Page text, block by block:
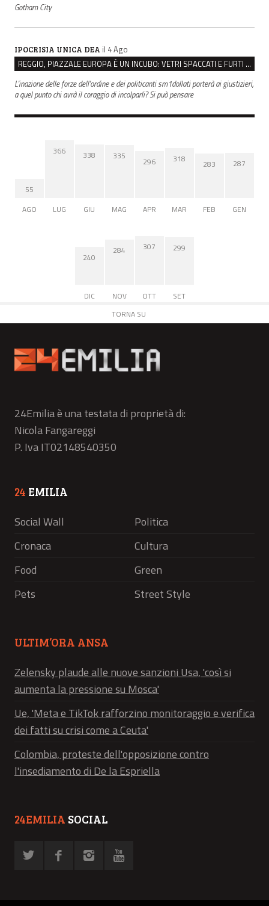
Gotham City
IPOCRISIA UNICA DEA il 4 Ago
REGGIO, PIAZZALE EUROPA È UN INCUBO: VETRI SPACCATI E FURTI SULLE AUTO IN SOSTA
L'inazione delle forze dell'ordine e dei politicanti sm1dollati porterà ai giustizieri,
a quel punto chi avrà il coraggio di incolparli? Si può pensare
55
AGO
366
LUG
338
GIU
335
MAG
296
APR
318
MAR
283
FEB
287
GEN
240
DIC
284
NOV
307
OTT
299
SET
TORNA SU
24Emilia è una testata di proprietà di:
Nicola Fangareggi
P. Iva IT02148540350
24 EMILIA
Social Wall
Politica
Cronaca
Cultura
Food
Green
Pets
Street Style
ULTIM’ORA ANSA
Zelensky plaude alle nuove sanzioni Usa, 'così si
aumenta la pressione su Mosca'
Ue, 'Meta e TikTok rafforzino monitoraggio e verifica
dei fatti su crisi come a Ceuta'
Colombia, proteste dell'opposizione contro
l'insediamento di De la Espriella
24EMILIA SOCIAL